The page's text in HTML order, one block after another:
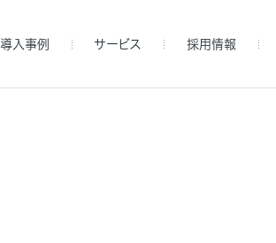
導入事例 サービス 採用情報